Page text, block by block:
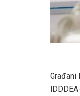
Građani